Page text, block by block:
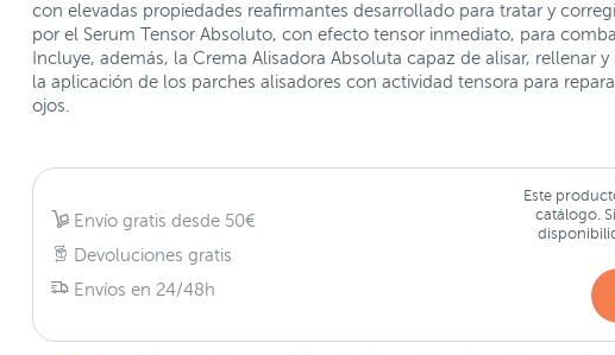
con elevadas propiedades reafirmantes desarrollado para tratar y
por el Serum Tensor Absoluto, con efecto tensor inmediato, para
Incluye, además, la Crema Alisadora Absoluta capaz de alisar, rellenar
la aplicación de los parches alisadores con actividad tensora para
ojos.
Envío gratis desde 50€
Devoluciones gratis
Envíos en 24/48h
Este
catálogo.